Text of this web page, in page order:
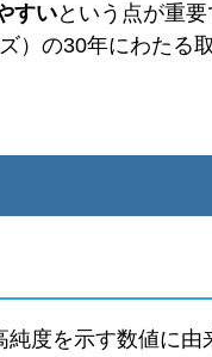
すいという点が重要
）の30年にわたる
度を示す数値に由